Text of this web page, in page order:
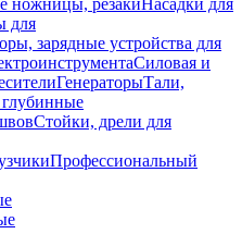
ножницы, резакиНасадки для
для
зарядные устройства для
Силовая и
ГенераторыТали,
Стойки, дрели для
Профессиональный